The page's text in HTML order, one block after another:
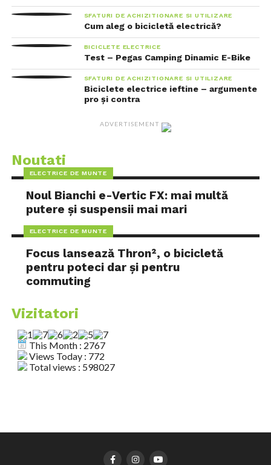
SFATURI DE ACHIZITIONARE SI UTILIZARE
Cum aleg o bicicletă electrică?
BICICLETE ELECTRICE
Test – Pegas Camping Dinamic E-Bike
SFATURI DE ACHIZITIONARE SI UTILIZARE
Biciclete electrice ieftine – argumente
pro și contra
ADVERTISEMENT
Noutati
ELECTRICE DE MUNTE
Noul Bianchi e-Vertic FX: mai multă
putere și suspensii mai mari
ELECTRICE DE MUNTE
Focus lansează Thron², o bicicletă
pentru poteci dar și pentru
commuting
Vizitatori
This Month : 2767
Views Today : 772
Total views : 598027